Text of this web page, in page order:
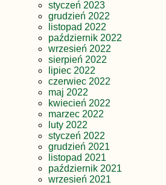
styczeń 2023
grudzień 2022
listopad 2022
październik 2022
wrzesień 2022
sierpień 2022
lipiec 2022
czerwiec 2022
maj 2022
kwiecień 2022
marzec 2022
luty 2022
styczeń 2022
grudzień 2021
listopad 2021
październik 2021
wrzesień 2021